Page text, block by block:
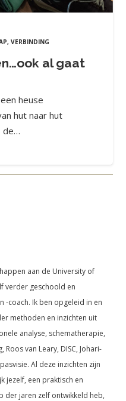
, VERBINDING
al gaat
heuse
hut naar hut
de…
aan de University of
verder geschoold en
-coach. Ik ben opgeleid in en
methoden en inzichten uit
analyse, schematherapie,
Roos van Leary, DISC, Johari-
Al deze inzichten zijn
jezelf, een praktisch en
der jaren zelf ontwikkeld heb,